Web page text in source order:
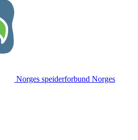
Norges speiderforbund Norges